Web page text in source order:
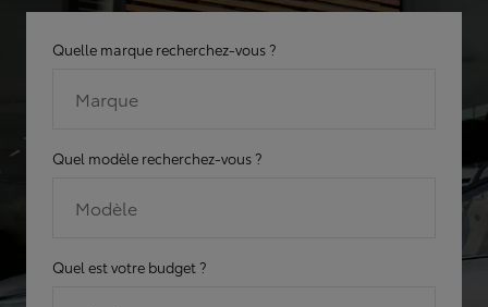
Quelle marque recherchez-vous ?
Marque
Quel modèle recherchez-vous ?
Modèle
Quel est votre budget ?